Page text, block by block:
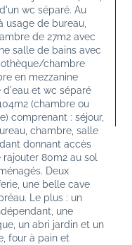
wc séparé. Au
usage de bureau,
de 27m2 avec
salle de bains avec
chambre
en mezzanine
d'eau et wc séparé
(chambre ou
comprenant : séjour,
chambre, salle
donnant accès
80m2 au sol
Deux
une belle cave
Le plus : un
une
un abri jardin et un
four à pain et